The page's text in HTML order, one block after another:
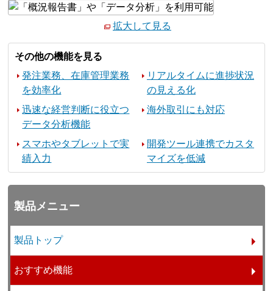
拡大して見る
その他の機能を見る
発注業務、在庫管理業務
を効率化
リアルタイムに進捗状況
の見える化
迅速な経営判断に役立つ
データ分析機能
海外取引にも対応
スマホやタブレットで実
績入力
開発ツール連携でカスタ
マイズを低減
製品メニュー
製品トップ
おすすめ機能